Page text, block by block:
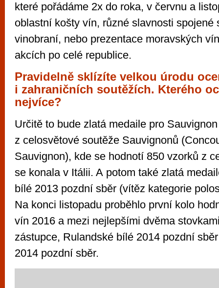
které pořádáme 2x do roka, v červnu a
oblastní košty vín, různé slavnosti spojené
vinobraní, nebo prezentace moravských
akcích po celé republice.
Pravidelně sklízíte velkou úrodu
i zahraničních soutěžích. Kterého
nejvíce?
Určitě to bude zlatá medaile pro
z celosvětové soutěže Sauvignonů
Sauvignon), kde se hodnotí 850 vzorků z
se konala v Itálii. A potom také zlatá
bílé 2013 pozdní sběr (vítěz kategorie
Na konci listopadu proběhlo první kolo
vín 2016 a mezi nejlepšími dvěma
zástupce, Rulandské bílé 2014 pozdní
2014 pozdní sběr.